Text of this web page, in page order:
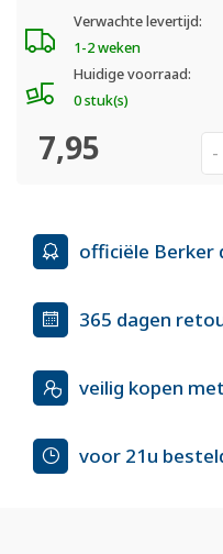
Verwachte levertijd:
1-2 weken
Huidige voorraad:
0 stuk(s)
7,95 -
officiële Berker
365 dagen
veilig kopen
voor 21u